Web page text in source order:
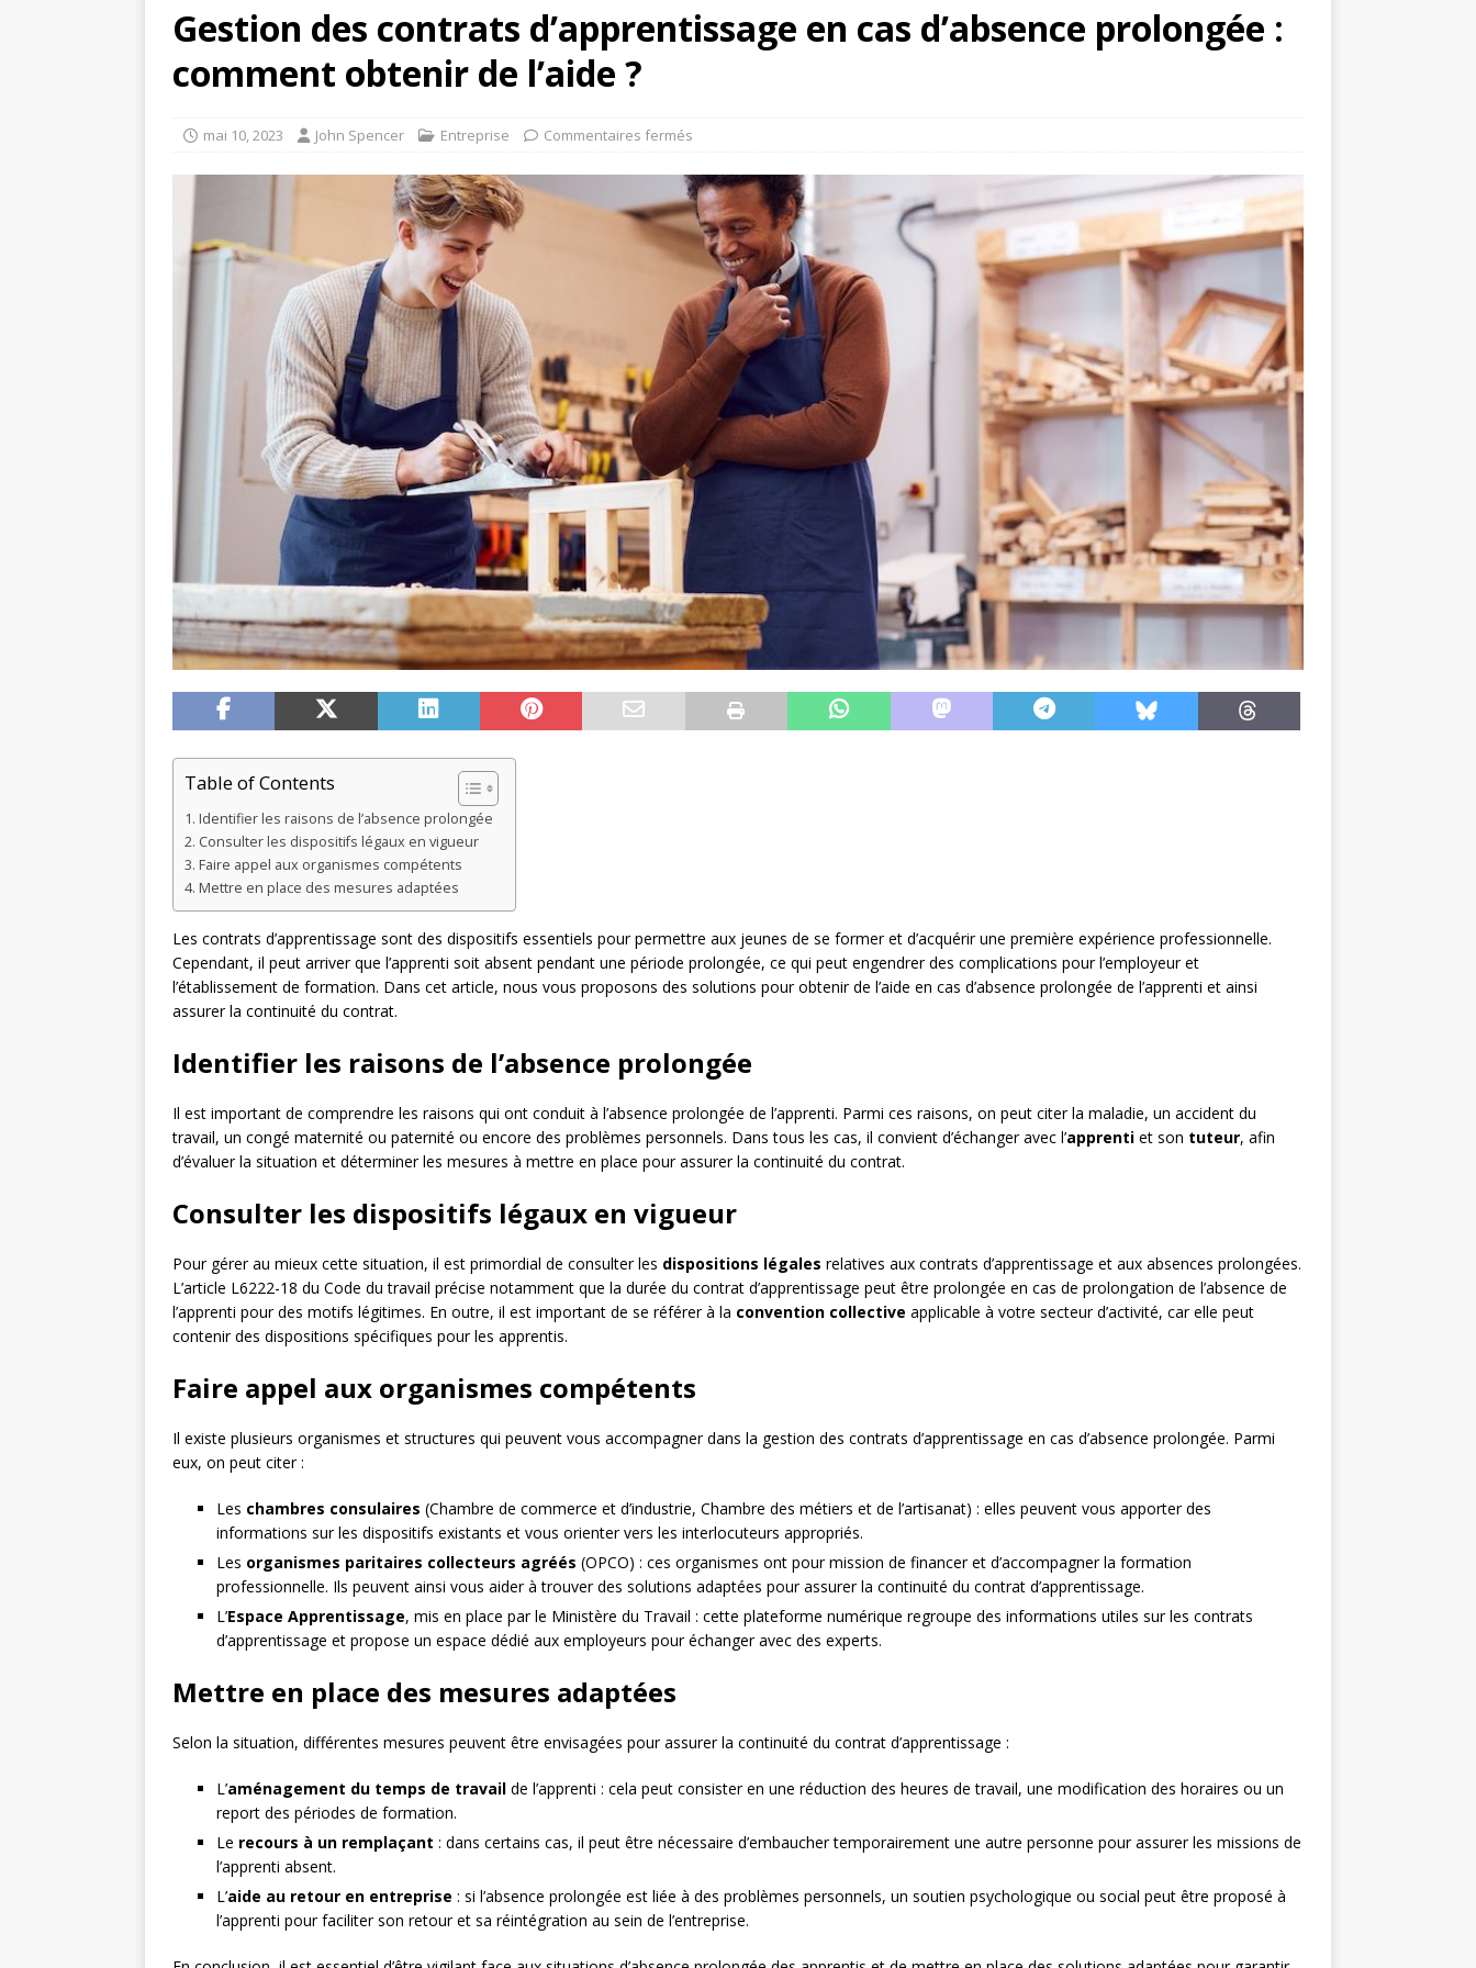
Gestion des contrats d’apprentissage en cas d’absence prolongée :
comment obtenir de l’aide ?
mai 10, 2023 John Spencer Entreprise Commentaires fermés
Table of Contents
Identifier les raisons de l’absence prolongée
Consulter les dispositifs légaux en vigueur
Faire appel aux organismes compétents
Mettre en place des mesures adaptées
Les contrats d’apprentissage sont des dispositifs essentiels pour permettre aux jeunes de se former et d’acquérir une première expérience professionnelle.
Cependant, il peut arriver que l’apprenti soit absent pendant une période prolongée, ce qui peut engendrer des complications pour l’employeur et
l’établissement de formation. Dans cet article, nous vous proposons des solutions pour obtenir de l’aide en cas d’absence prolongée de l’apprenti et ainsi
assurer la continuité du contrat.
Identifier les raisons de l’absence prolongée
Il est important de comprendre les raisons qui ont conduit à l’absence prolongée de l’apprenti. Parmi ces raisons, on peut citer la maladie, un accident du
travail, un congé maternité ou paternité ou encore des problèmes personnels. Dans tous les cas, il convient d’échanger avec l’apprenti et son tuteur, afin
d’évaluer la situation et déterminer les mesures à mettre en place pour assurer la continuité du contrat.
Consulter les dispositifs légaux en vigueur
Pour gérer au mieux cette situation, il est primordial de consulter les dispositions légales relatives aux contrats d’apprentissage et aux absences prolongées.
L’article L6222-18 du Code du travail précise notamment que la durée du contrat d’apprentissage peut être prolongée en cas de prolongation de l’absence de
l’apprenti pour des motifs légitimes. En outre, il est important de se référer à la convention collective applicable à votre secteur d’activité, car elle peut
contenir des dispositions spécifiques pour les apprentis.
Faire appel aux organismes compétents
Il existe plusieurs organismes et structures qui peuvent vous accompagner dans la gestion des contrats d’apprentissage en cas d’absence prolongée. Parmi
eux, on peut citer :
Les chambres consulaires (Chambre de commerce et d’industrie, Chambre des métiers et de l’artisanat) : elles peuvent vous apporter des
informations sur les dispositifs existants et vous orienter vers les interlocuteurs appropriés.
Les organismes paritaires collecteurs agréés (OPCO) : ces organismes ont pour mission de financer et d’accompagner la formation
professionnelle. Ils peuvent ainsi vous aider à trouver des solutions adaptées pour assurer la continuité du contrat d’apprentissage.
L’Espace Apprentissage, mis en place par le Ministère du Travail : cette plateforme numérique regroupe des informations utiles sur les contrats
d’apprentissage et propose un espace dédié aux employeurs pour échanger avec des experts.
Mettre en place des mesures adaptées
Selon la situation, différentes mesures peuvent être envisagées pour assurer la continuité du contrat d’apprentissage :
L’aménagement du temps de travail de l’apprenti : cela peut consister en une réduction des heures de travail, une modification des horaires ou un
report des périodes de formation.
Le recours à un remplaçant : dans certains cas, il peut être nécessaire d’embaucher temporairement une autre personne pour assurer les missions de
l’apprenti absent.
L’aide au retour en entreprise : si l’absence prolongée est liée à des problèmes personnels, un soutien psychologique ou social peut être proposé à
l’apprenti pour faciliter son retour et sa réintégration au sein de l’entreprise.